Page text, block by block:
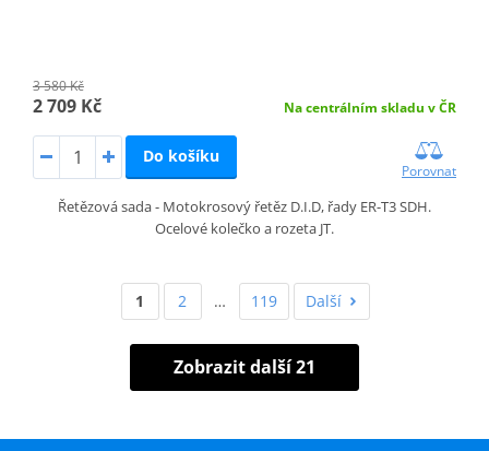
3 580 Kč
2 709 Kč Na centrálním skladu v ČR
Do košíku
Porovnat
Řetězová sada - Motokrosový řetěz D.I.D, řady ER-T3 SDH.
Ocelové kolečko a rozeta JT.
1 2 … 119 Další
Zobrazit další 21